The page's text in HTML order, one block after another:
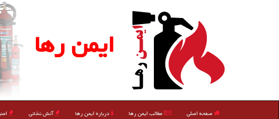
ایمن رها
صفحه اصلی مطالب ایمن رها درباره ایمن رها آتش نشانی